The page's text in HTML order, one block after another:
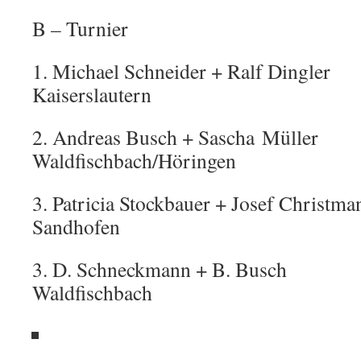
B – Turnier
1. Michael Schneider + Ralf
Kaiserslautern
2. Andreas Busch + Sascha
Waldfischbach/Höringen
3. Patricia Stockbauer + Josef
Sandhofen
3. D. Schneckmann +
Waldfischbach